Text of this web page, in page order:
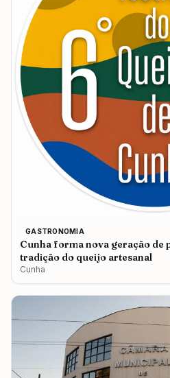
GASTRONOMIA
Cunha forma nova geração de
tradição do queijo artesanal
Cunha